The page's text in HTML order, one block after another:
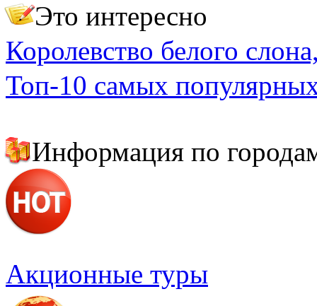
Это интересно
Королевство белого
Топ-10 самых
Информация по
Бангкок
Краби
о. Пхукет
о. Самуи
о. Чанг
Акционные туры